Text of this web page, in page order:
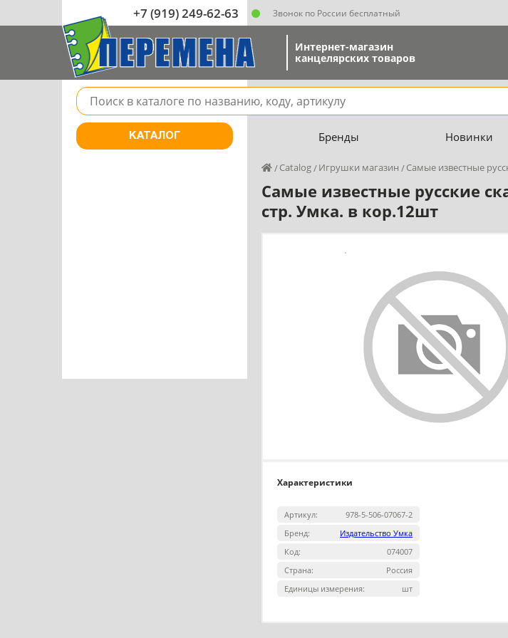
+7 (919) 249-62-63 Звонок по России бесплатный
Интернет-магазин
канцелярских товаров
Поле для поиска товара в каталоге
КАТАЛОГ Бренды Новинки
Catalog Игрушки магазин Самые известные
Самые известные русские
стр. Умка. в кор.12шт
Характеристики
Артикул:
978-5-506-07067-2
Бренд:
Издательство Умка
Код:
074007
Страна:
Россия
Единицы измерения:
шт